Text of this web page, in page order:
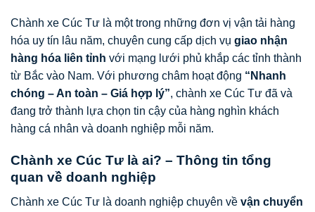
Chành xe Cúc Tư là một trong những đơn vị vận tải hàng
hóa uy tín lâu năm, chuyên cung cấp dịch vụ giao nhận
hàng hóa liên tỉnh với mạng lưới phủ khắp các tỉnh thành
từ Bắc vào Nam. Với phương châm hoạt động “Nhanh
chóng – An toàn – Giá hợp lý”, chành xe Cúc Tư đã và
đang trở thành lựa chọn tin cậy của hàng nghìn khách
hàng cá nhân và doanh nghiệp mỗi năm.
Chành xe Cúc Tư là ai? – Thông tin tổng
quan về doanh nghiệp
Chành xe Cúc Tư là doanh nghiệp chuyên về vận chuyển